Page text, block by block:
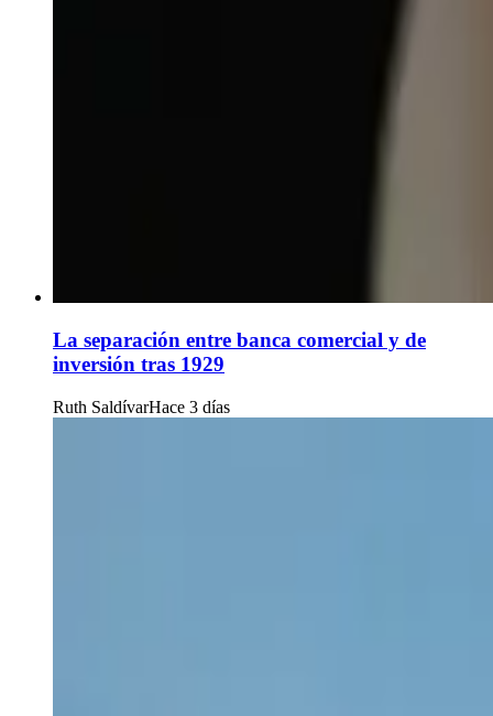
La separación entre banca comercial y de
inversión tras 1929
Ruth SaldívarHace 3 días